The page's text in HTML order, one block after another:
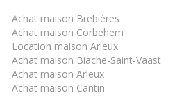
Achat maison Brebières
Achat maison Corbehem
Location maison Arleux
Achat maison Biache-Saint-Vaast
Achat maison Arleux
Achat maison Cantin